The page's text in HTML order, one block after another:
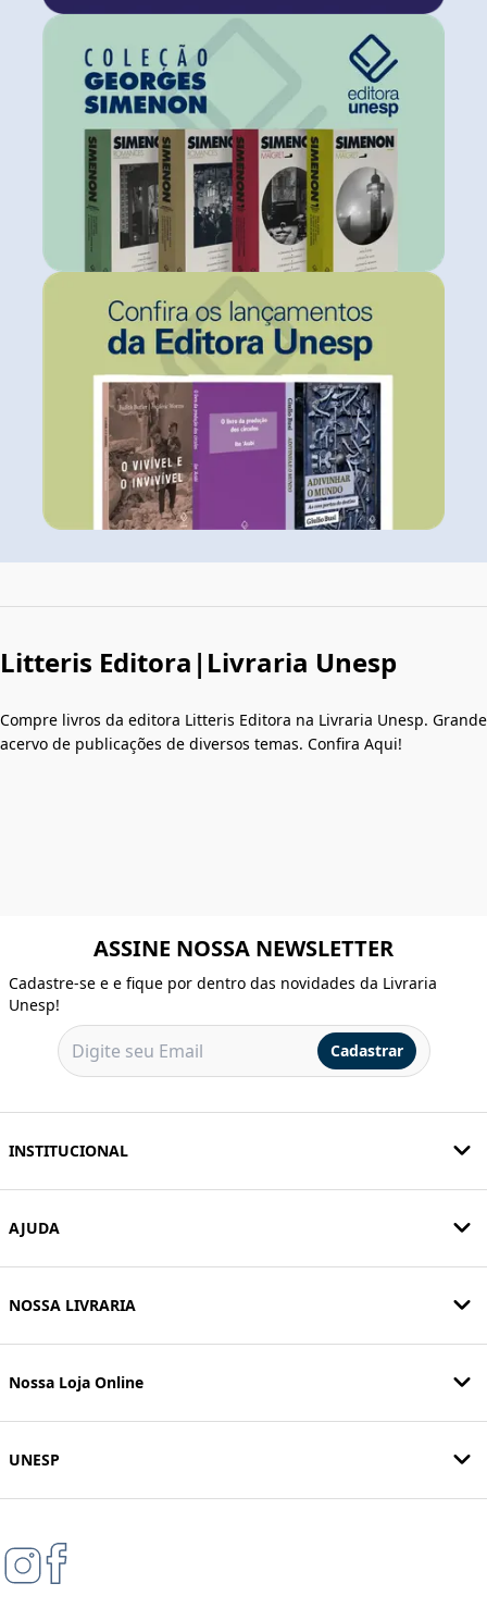
Litteris Editora|Livraria Unesp
Compre livros da editora Litteris Editora na Livraria Unesp. Grande
acervo de publicações de diversos temas. Confira Aqui!
ASSINE NOSSA NEWSLETTER
Cadastre-se e e fique por dentro das novidades da Livraria
Unesp!
Cadastrar
INSTITUCIONAL
AJUDA
NOSSA LIVRARIA
Nossa Loja Online
UNESP